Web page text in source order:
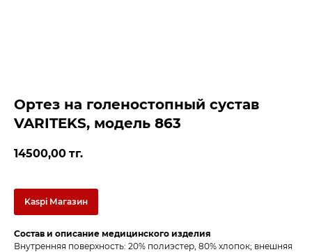
Ортез на голеностопный сустав
VARITEKS, модель 863
14500,00 тг.
Kaspi Магазин
Состав и описание медицинского изделия
Внутренняя поверхность: 20% полиэстер, 80% хлопок; внешняя